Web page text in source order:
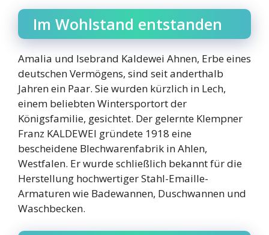
Im Wohlstand entstanden
Amalia und Isebrand Kaldewei Ahnen, Erbe eines
deutschen Vermögens, sind seit anderthalb
Jahren ein Paar. Sie wurden kürzlich in Lech,
einem beliebten Wintersportort der
Königsfamilie, gesichtet. Der gelernte Klempner
Franz KALDEWEI gründete 1918 eine
bescheidene Blechwarenfabrik in Ahlen,
Westfalen. Er wurde schließlich bekannt für die
Herstellung hochwertiger Stahl-Emaille-
Armaturen wie Badewannen, Duschwannen und
Waschbecken.